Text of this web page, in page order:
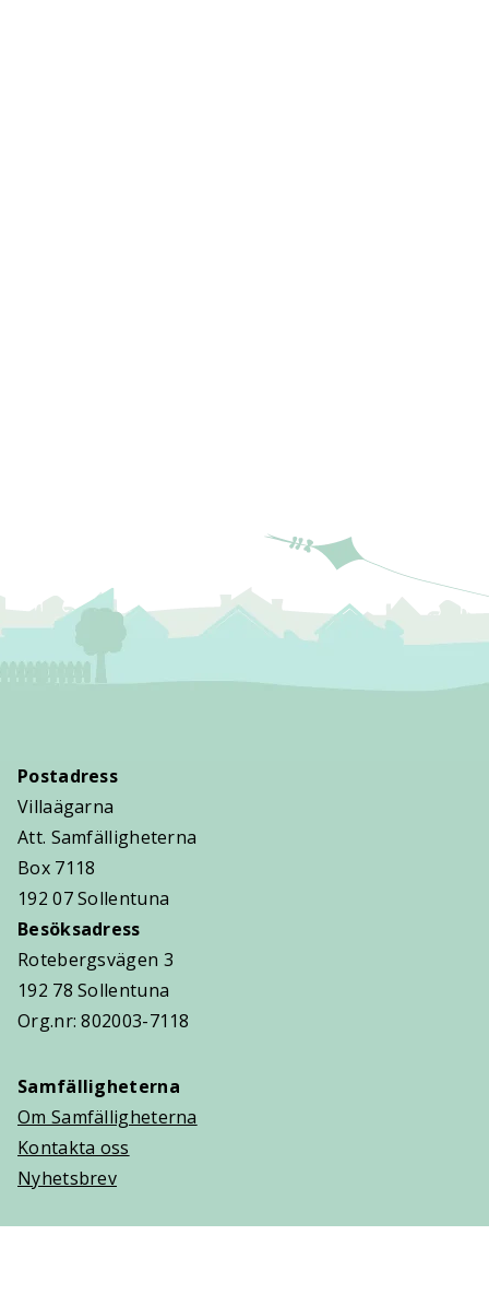
Postadress
Villaägarna
Att. Samfälligheterna
Box 7118
192 07 Sollentuna
Besöksadress
Rotebergsvägen 3
192 78 Sollentuna
Org.nr: 802003-7118
Samfälligheterna
Om Samfälligheterna
Kontakta oss
Nyhetsbrev